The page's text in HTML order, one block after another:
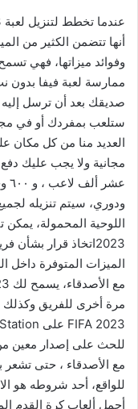
أنها تتضمن الكثير من
وفوائد ميزاتها، فهي
صديقك بعد أن ترسل إليه
ستلعب بمفردك أو في
مجانية ولا يجب عليك
2023اتخاذ قرار
الميزات المتوفرة داخل
مرة أخرى للفريق وكذلك
مع الأصدقاء ، حتى تشعر
للواقع، أحد شروطه هو